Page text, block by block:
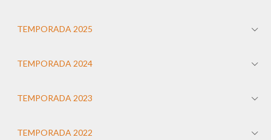
TEMPORADA 2025
TEMPORADA 2024
TEMPORADA 2023
TEMPORADA 2022